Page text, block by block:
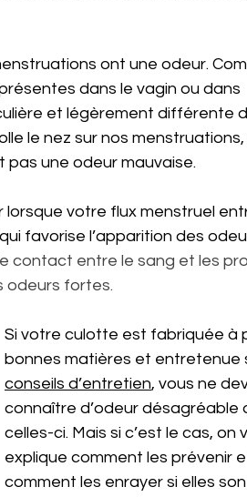
ont une odeur.
dans le vagin ou dans
et légèrement différente
le nez sur nos menstruations,
pas une odeur mauvaise.
votre flux menstruel
favorise l’apparition des
contact entre le sang et les
odeurs fortes.
Si votre culotte est fabriquée à
bonnes matières et entretenue
conseils d’entretien, vous ne
connaître d’odeur désagréable
celles-ci. Mais si c’est le cas, on
explique comment les prévenir
comment les enrayer si elles